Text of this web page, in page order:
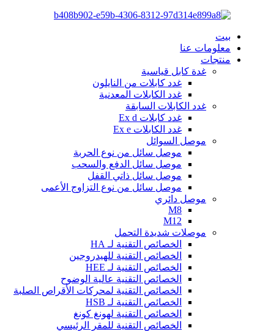
بيت
معلومات عنا
منتجات
غدة كابل قياسية
غدد كابلات من النايلون
غدد الكابلات المعدنية
غدد الكابلات السابقة
غدد كابلات Ex d
غدد الكابلات Ex e
موصل السوائل
موصل سائل من نوع الحربة
موصل سائل الدفع والسحب
موصل سائل ذاتي القفل
موصل سائل من نوع التزاوج الأعمى
موصل دائري
M8
M12
موصلات شديدة التحمل
الخصائص التقنية لـ HA
الخصائص التقنية للهيدروجين
الخصائص التقنية لـ HEE
الخصائص التقنية عالية الوضوح
الخصائص التقنية لمحركات الأقراص الصلبة
الخصائص التقنية لـ HSB
الخصائص التقنية لهونغ كونغ
الخصائص التقنية للمقر الرئيسي